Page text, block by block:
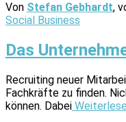
Von Stefan Gebhardt,
Social Business
Das
Recruiting neuer
Fachkräfte zu finden.
können. Dabei